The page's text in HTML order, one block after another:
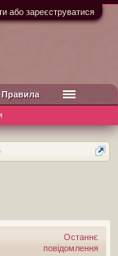
або зареєструватися
Останнє
повідомлення
Правила